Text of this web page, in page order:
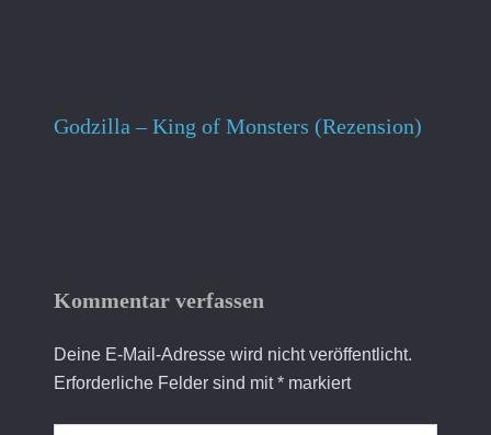
Godzilla – King of Monsters (Rezension)
Kommentar verfassen
Deine E-Mail-Adresse wird nicht veröffentlicht.
Erforderliche Felder sind mit*markiert